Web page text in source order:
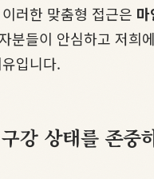
러한 맞춤형 접근은
분들이 안심하고 저희
입니다.
강 상태를 존중